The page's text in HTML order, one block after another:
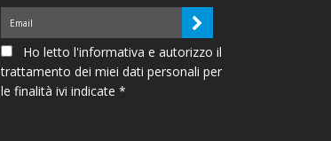
Ho letto l'informativa e autorizzo il
trattamento dei miei dati personali per
le finalità ivi indicate *